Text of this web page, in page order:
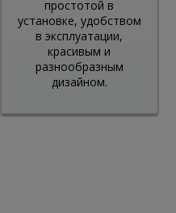
простотой в
установке, удобством
в эксплуатации,
красивым и
разнообразным
дизайном.